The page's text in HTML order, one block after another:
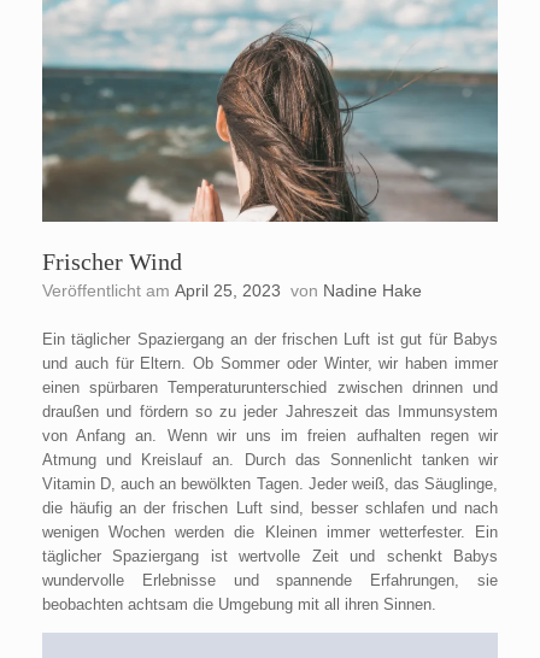
Frischer Wind
Veröffentlicht am April 25, 2023 von Nadine Hake
Ein täglicher Spaziergang an der frischen Luft ist gut für Babys
und auch für Eltern. Ob Sommer oder Winter, wir haben immer
einen spürbaren Temperaturunterschied zwischen drinnen und
draußen und fördern so zu jeder Jahreszeit das Immunsystem
von Anfang an. Wenn wir uns im freien aufhalten regen wir
Atmung und Kreislauf an. Durch das Sonnenlicht tanken wir
Vitamin D, auch an bewölkten Tagen. Jeder weiß, das Säuglinge,
die häufig an der frischen Luft sind, besser schlafen und nach
wenigen Wochen werden die Kleinen immer wetterfester. Ein
täglicher Spaziergang ist wertvolle Zeit und schenkt Babys
wundervolle Erlebnisse und spannende Erfahrungen, sie
beobachten achtsam die Umgebung mit all ihren Sinnen.